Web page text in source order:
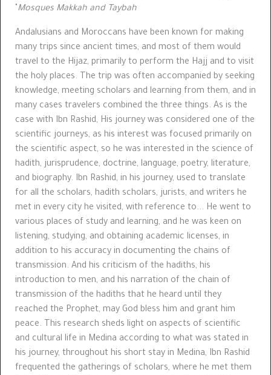
Mosques Makkah and Taybah
"
Andalusians and Moroccans have been known for making
many trips since ancient times, and most of them would
travel to the Hijaz, primarily to perform the Hajj and to visit
the holy places. The trip was often accompanied by seeking
knowledge, meeting scholars and learning from them, and in
many cases travelers combined the three things. As is the
case with Ibn Rashid, His journey was considered one of the
scientific journeys, as his interest was focused primarily on
the scientific aspect, so he was interested in the science of
hadith, jurisprudence, doctrine, language, poetry, literature,
and biography. Ibn Rashid, in his journey, used to translate
for all the scholars, hadith scholars, jurists, and writers he
met in every city he visited, with reference to... He went to
various places of study and learning, and he was keen on
listening, studying, and obtaining academic licenses, in
addition to his accuracy in documenting the chains of
transmission. And his criticism of the hadiths, his
introduction to men, and his narration of the chain of
transmission of the hadiths that he heard until they
reached the Prophet, may God bless him and grant him
peace. This research sheds light on aspects of scientific
and cultural life in Medina according to what was stated in
his journey, throughout his short stay in Medina, Ibn Rashid
frequented the gatherings of scholars, where he met them